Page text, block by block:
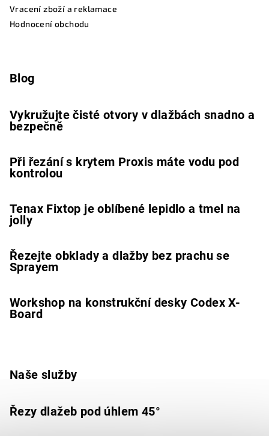
Vracení zboží a reklamace
Hodnocení obchodu
Blog
Vykružujte čisté otvory v dlažbách snadno a
bezpečně
Při řezání s krytem Proxis máte vodu pod
kontrolou
Tenax Fixtop je oblíbené lepidlo a tmel na
jolly
Řezejte obklady a dlažby bez prachu se
Sprayem
Workshop na konstrukční desky Codex X-
Board
Naše služby
Řezy dlažeb pod úhlem 45°